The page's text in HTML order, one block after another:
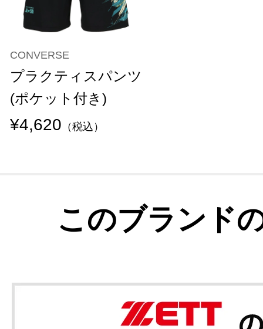
CONVERSE
プラクティスパンツ
(ポケット付き)
¥4,620 （税込）
このブランド